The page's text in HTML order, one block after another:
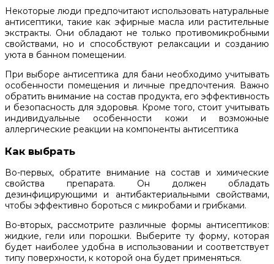
Некоторые люди предпочитают использовать натуральные
антисептики, такие как эфирные масла или растительные
экстракты. Они обладают не только противомикробными
свойствами, но и способствуют релаксации и созданию
уюта в банном помещении.
При выборе антисептика для бани необходимо учитывать
особенности помещения и личные предпочтения. Важно
обратить внимание на состав продукта, его эффективность
и безопасность для здоровья. Кроме того, стоит учитывать
индивидуальные особенности кожи и возможные
аллергические реакции на компоненты антисептика
Как выбрать
Во-первых, обратите внимание на состав и химические
свойства препарата. Он должен обладать
дезинфицирующими и антибактериальными свойствами,
чтобы эффективно бороться с микробами и грибками.
Во-вторых, рассмотрите различные формы антисептиков:
жидкие, гели или порошки. Выберите ту форму, которая
будет наиболее удобна в использовании и соответствует
типу поверхности, к которой она будет применяться.